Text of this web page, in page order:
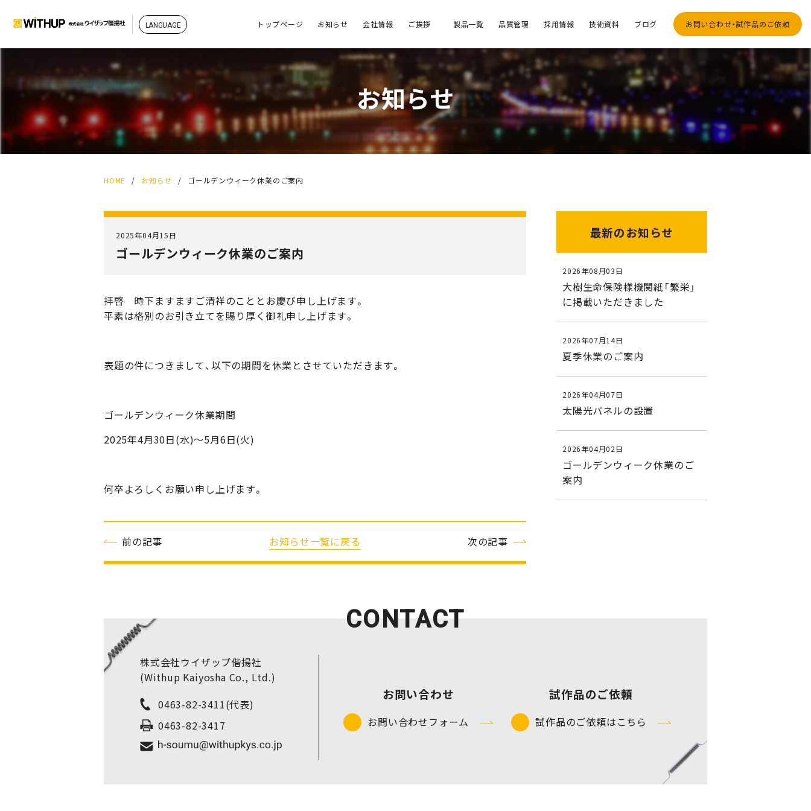
トップページ お知らせ 会社情報 ご挨拶 製品一覧 品質管理 採用情報 技術資料 ブログ お問い合わせ・試作品のご依頼
お知らせ
HOME / お知らせ / ゴールデンウィーク休業のご案内
2025年04月15日
ゴールデンウィーク休業のご案内
拝啓 時下ますますご清祥のこととお慶び申し上げます。
平素は格別のお引き立てを賜り厚く御礼申し上げます。
表題の件につきまして、以下の期間を休業とさせていただきます。
ゴールデンウィーク休業期間
2025年4月30日(水)～5月6日(火)
何卒よろしくお願い申し上げます。
前の記事 お知らせ一覧に戻る 次の記事
最新のお知らせ
2026年08月03日
大樹生命保険様機関紙「繁栄」
に掲載いただきました
2026年07月14日
夏季休業のご案内
2026年04月07日
太陽光パネルの設置
2026年04月02日
ゴールデンウィーク休業のご
案内
CONTACT
株式会社ウイザップ偕揚社
(Withup Kaiyosha Co., Ltd.)
0463-82-3411(代表)
0463-82-3417
お問い合わせ
お問い合わせフォーム
試作品のご依頼
試作品のご依頼はこちら